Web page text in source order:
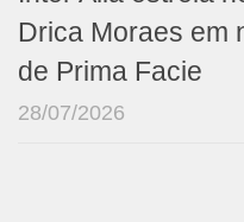
Drica Moraes em
de Prima Facie
28/07/2026